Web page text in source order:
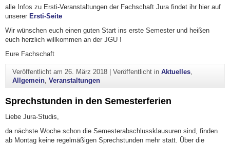
alle Infos zu Ersti-Veranstaltungen der Fachschaft Jura findet ihr hier auf
unserer Ersti-Seite
Wir wünschen euch einen guten Start ins erste Semester und heißen
euch herzlich willkommen an der JGU !
Eure Fachschaft
Veröffentlicht am 26. März 2018| Veröffentlicht in Aktuelles,
Allgemein, Veranstaltungen
Sprechstunden in den Semesterferien
Liebe Jura-Studis,
da nächste Woche schon die Semesterabschlussklausuren sind, finden
ab Montag keine regelmäßigen Sprechstunden mehr statt. Über die